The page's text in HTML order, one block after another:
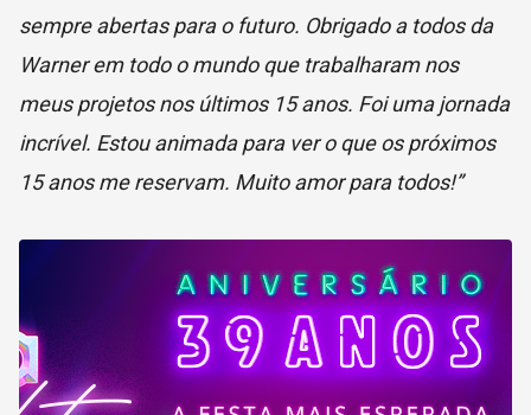
sempre abertas para o futuro. Obrigado a todos da
Warner em todo o mundo que trabalharam nos
meus projetos nos últimos 15 anos. Foi uma jornada
incrível. Estou animada para ver o que os próximos
15 anos me reservam. Muito amor para todos!”